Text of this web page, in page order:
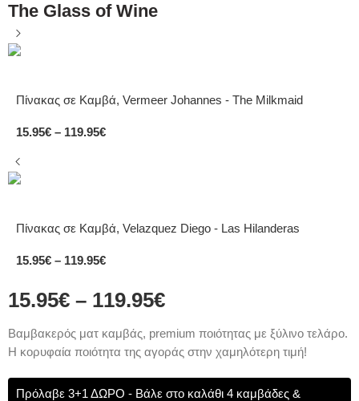
The Glass of Wine
Πίνακας σε Καμβά, Vermeer Johannes - The Milkmaid
15.95€ – 119.95€
Πίνακας σε Καμβά, Velazquez Diego - Las Hilanderas
15.95€ – 119.95€
15.95€ – 119.95€
Bαμβακερός ματ καμβάς, premium ποιότητας με ξύλινο τελάρο.
Η κορυφαία ποιότητα της αγοράς στην χαμηλότερη τιμή!
Πρόλαβε 3+1 ΔΩΡΟ - Βάλε στο καλάθι 4 καμβάδες &